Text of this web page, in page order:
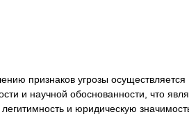
признаков угрозы осуществляется
и научной обоснованности, что
и юридическую